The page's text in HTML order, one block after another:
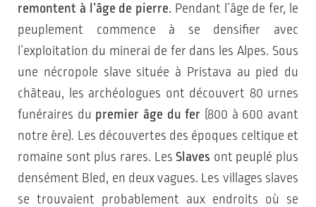
remontent à l’âge de pierre. Pendant l’âge de fer, le
peuplement commence à se densifier avec
l’exploitation du minerai de fer dans les Alpes. Sous
une nécropole slave située à Pristava au pied du
château, les archéologues ont découvert 80 urnes
funéraires du premier âge du fer (800 à 600 avant
notre ère). Les découvertes des époques celtique et
romaine sont plus rares. Les Slaves ont peuplé plus
densément Bled, en deux vagues. Les villages slaves
se trouvaient probablement aux endroits où se